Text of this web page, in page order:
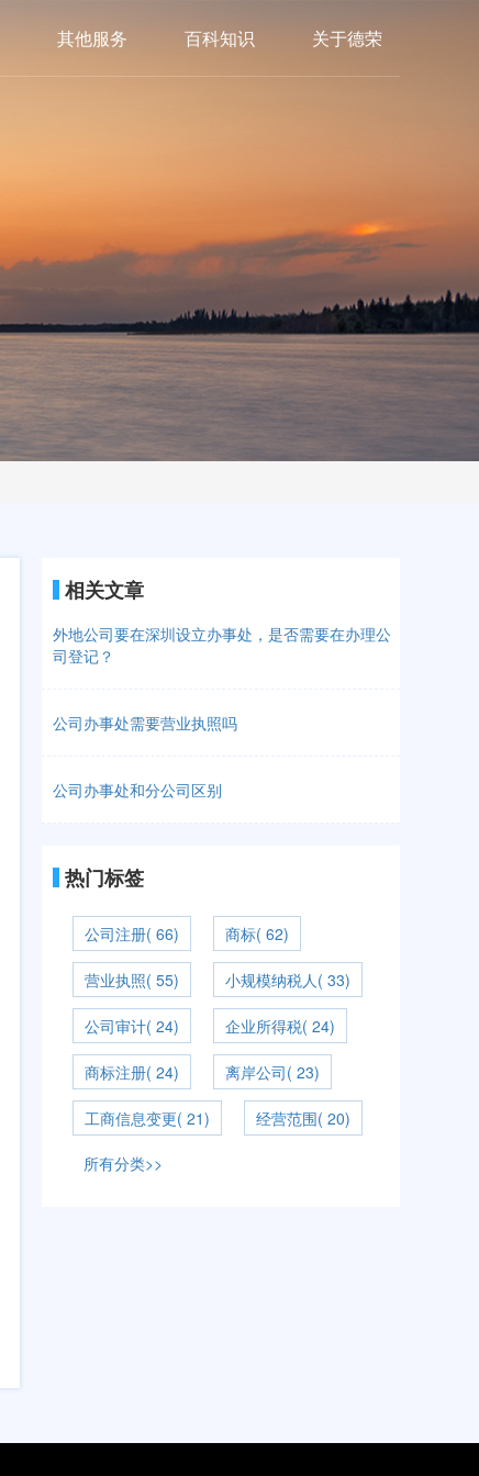
其他服务 百科知识 关于德荣
相关文章
外地公司要在深圳设立办事处，是否需要在办理公
司登记？
公司办事处需要营业执照吗
公司办事处和分公司区别
热门标签
公司注册( 66) 商标( 62)
营业执照( 55) 小规模纳税人( 33)
公司审计( 24) 企业所得税( 24)
商标注册( 24) 离岸公司( 23)
工商信息变更( 21) 经营范围( 20)
所有分类>>